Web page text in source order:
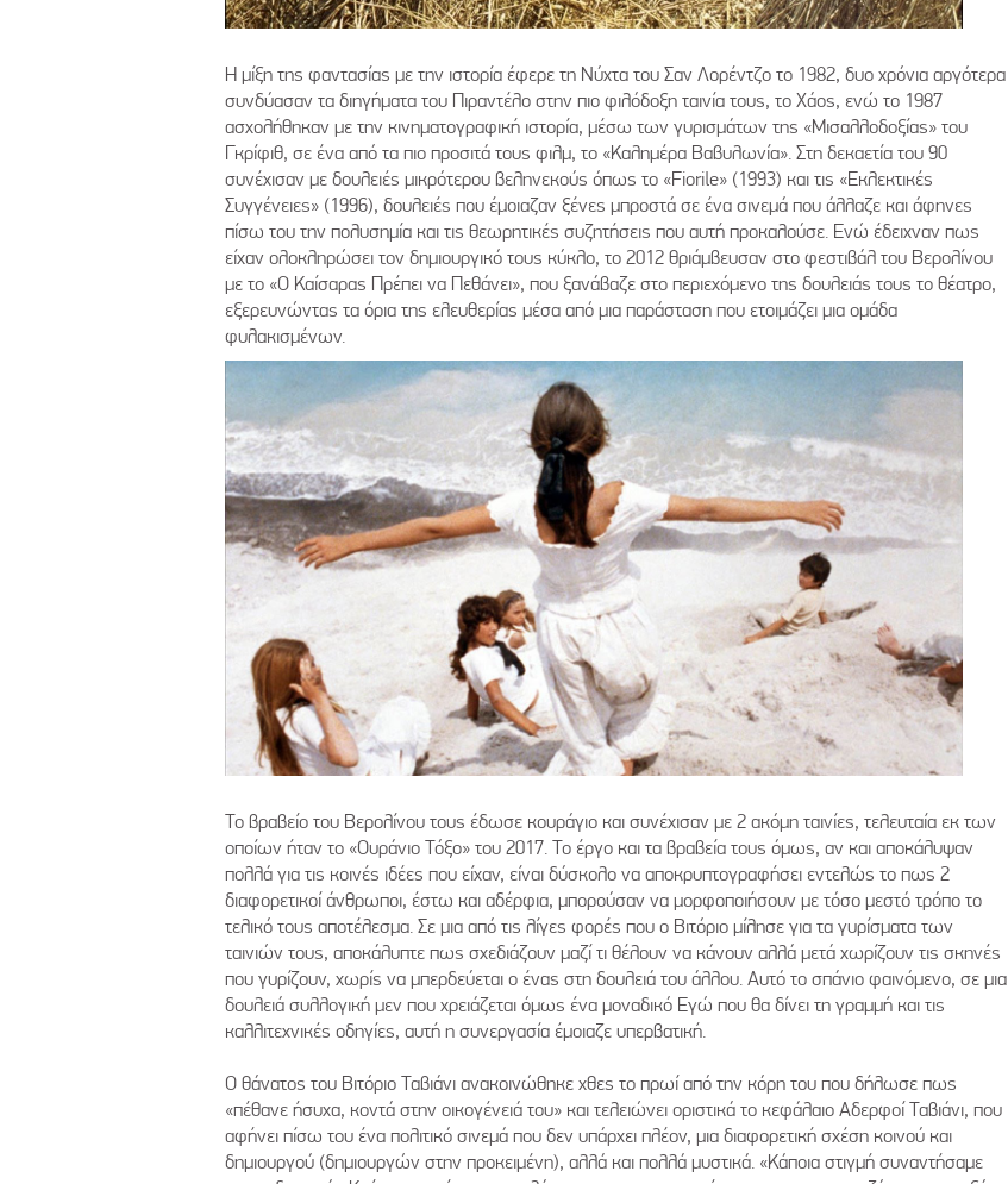
Η μίξη της φαντασίας με την ιστορία έφερε τη Νύχτα του Σαν Λορέντζο το 1982, δυο χρόνια αργότερα
συνδύασαν τα διηγήματα του Πιραντέλο στην πιο φιλόδοξη ταινία τους, το Χάος, ενώ το 1987
ασχολήθηκαν με την κινηματογραφική ιστορία, μέσω των γυρισμάτων της «Μισαλλοδοξίας» του
Γκρίφιθ, σε ένα από τα πιο προσιτά τους φιλμ, το «Καλημέρα Βαβυλωνία». Στη δεκαετία του 90
συνέχισαν με δουλειές μικρότερου βεληνεκούς όπως το «Fiorile» (1993) και τις «Εκλεκτικές
Συγγένειες» (1996), δουλειές που έμοιαζαν ξένες μπροστά σε ένα σινεμά που άλλαζε και άφηνες
πίσω του την πολυσημία και τις θεωρητικές συζητήσεις που αυτή προκαλούσε. Ενώ έδειχναν πως
είχαν ολοκληρώσει τον δημιουργικό τους κύκλο, το 2012 θριάμβευσαν στο φεστιβάλ του Βερολίνου
με το «Ο Καίσαρας Πρέπει να Πεθάνει», που ξανάβαζε στο περιεχόμενο της δουλειάς τους το θέατρο,
εξερευνώντας τα όρια της ελευθερίας μέσα από μια παράσταση που ετοιμάζει μια ομάδα
φυλακισμένων.
Το βραβείο του Βερολίνου τους έδωσε κουράγιο και συνέχισαν με 2 ακόμη ταινίες, τελευταία εκ των
οποίων ήταν το «Ουράνιο Τόξο» του 2017. Το έργο και τα βραβεία τους όμως, αν και αποκάλυψαν
πολλά για τις κοινές ιδέες που είχαν, είναι δύσκολο να αποκρυπτογραφήσει εντελώς το πως 2
διαφορετικοί άνθρωποι, έστω και αδέρφια, μπορούσαν να μορφοποιήσουν με τόσο μεστό τρόπο το
τελικό τους αποτέλεσμα. Σε μια από τις λίγες φορές που ο Βιτόριο μίλησε για τα γυρίσματα των
ταινιών τους, αποκάλυπτε πως σχεδιάζουν μαζί τι θέλουν να κάνουν αλλά μετά χωρίζουν τις σκηνές
που γυρίζουν, χωρίς να μπερδεύεται ο ένας στη δουλειά του άλλου. Αυτό το σπάνιο φαινόμενο, σε μια
δουλειά συλλογική μεν που χρειάζεται όμως ένα μοναδικό Εγώ που θα δίνει τη γραμμή και τις
καλλιτεχνικές οδηγίες, αυτή η συνεργασία έμοιαζε υπερβατική.
Ο θάνατος του Βιτόριο Ταβιάνι ανακοινώθηκε χθες το πρωί από την κόρη του που δήλωσε πως
«πέθανε ήσυχα, κοντά στην οικογένειά του» και τελειώνει οριστικά το κεφάλαιο Αδερφοί Ταβιάνι, που
αφήνει πίσω του ένα πολιτικό σινεμά που δεν υπάρχει πλέον, μια διαφορετική σχέση κοινού και
δημιουργού (δημιουργών στην προκειμένη), αλλά και πολλά μυστικά. «Κάποια στιγμή συναντήσαμε